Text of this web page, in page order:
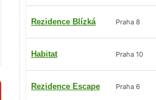
Rezidence Blízká Praha 8
Habitat Praha 10
Rezidence Escape Praha 6